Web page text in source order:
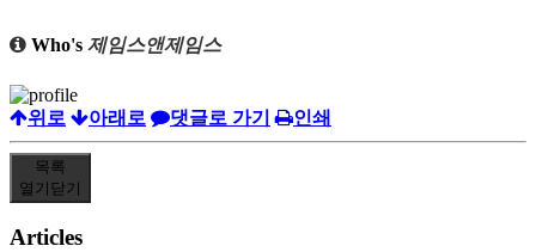
Who's 제임스앤제임스
위로 아래로 댓글로 가기 인쇄
목록
열기 닫기
Articles